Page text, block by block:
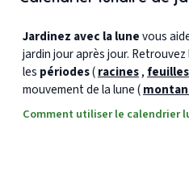
Jardinez avec la lunevous
jardin jour après jour. Retrouvez
les périodes(racines, feuilles
mouvement de la lune (
Comment utiliser le calendrier